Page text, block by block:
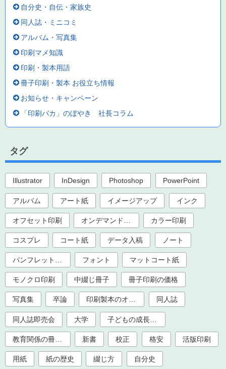
自分史・自伝・家族史
同人誌・ミニコミ
アルバム・写真集
印刷マメ知識
印刷・製本用語
冊子印刷・製本 お役立ち情報
お知らせ・キャンペーン
「印刷バカ」のぼやき 社長コラム
タグ
Illustrator InDesign Photoshop PowerPoint
アルバム アート紙 イメージアップ インク
オフセット印刷 カラー印刷
コスプレ コート紙 データ入稿 ノート
フォント マットコート紙
モノクロ印刷 中綴じ冊子 冊子印刷の価格
写真集 卒論 印刷製本のオプション加工 同人誌
同人誌即売会 大学
新書 校正 格安 活版印刷
用紙 紙の歴史 綴じ方 自分史